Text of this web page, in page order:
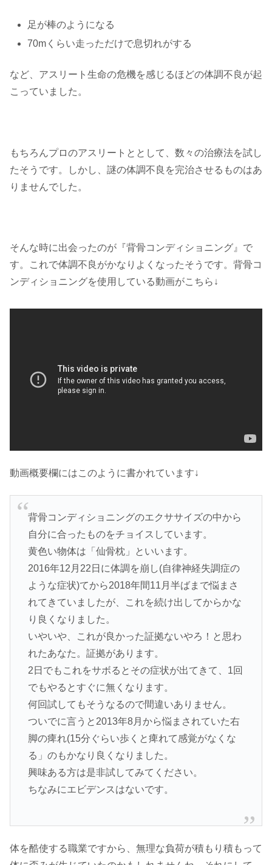
足が棒のようになる
70mくらい走っただけで息切れがする
など、アスリート生命の危機を感じるほどの体調不良が起
こっていました。
もちろんプロのアスリートととして、数々の治療法を試し
たそうです。しかし、謎の体調不良を完治させるものはあ
りませんでした。
そんな時に出会ったのが『背骨コンディショニング』で
す。これで体調不良がかなりよくなったそうです。背骨コ
ンディショニングを使用している動画がこちら↓
動画概要欄にはこのように書かれています↓
背骨コンディショニングのエクササイズの中から
自分に合ったものをチョイスしています。
黄色い物体は「仙骨枕」といいます。
2016年12月22日に体調を崩し(自律神経失調症の
ような症状)てから2018年間11月半ばまで悩まさ
れてきていましたが、これを続け出してからかな
り良くなりました。
いやいや、これが良かった証拠ないやろ！と思わ
れたあなた。証拠があります。
2日でもこれをサボるとその症状が出てきて、1回
でもやるとすぐに無くなります。
何回試してもそうなるので間違いありません。
ついでに言うと2013年8月から悩まされていた右
脚の痺れ(15分ぐらい歩くと痺れて感覚がなくな
る」のもかなり良くなりました。
興味ある方は是非試してみてください。
ちなみにエビデンスはないです。
体を酷使する職業ですから、無理な負荷が積もり積もって